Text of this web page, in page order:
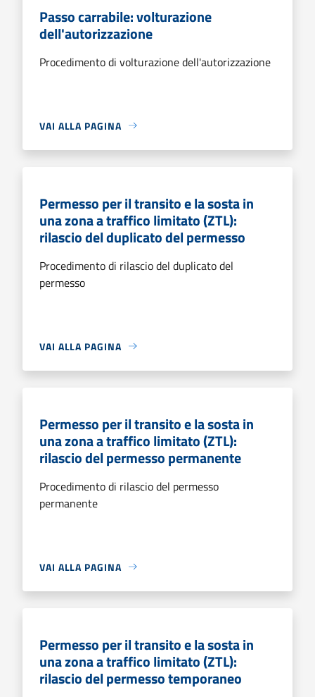
Passo carrabile: volturazione
dell'autorizzazione
Procedimento di volturazione dell'autorizzazione
VAI ALLA PAGINA
Permesso per il transito e la sosta in
una zona a traffico limitato (ZTL):
rilascio del duplicato del permesso
Procedimento di rilascio del duplicato del
permesso
VAI ALLA PAGINA
Permesso per il transito e la sosta in
una zona a traffico limitato (ZTL):
rilascio del permesso permanente
Procedimento di rilascio del permesso
permanente
VAI ALLA PAGINA
Permesso per il transito e la sosta in
una zona a traffico limitato (ZTL):
rilascio del permesso temporaneo